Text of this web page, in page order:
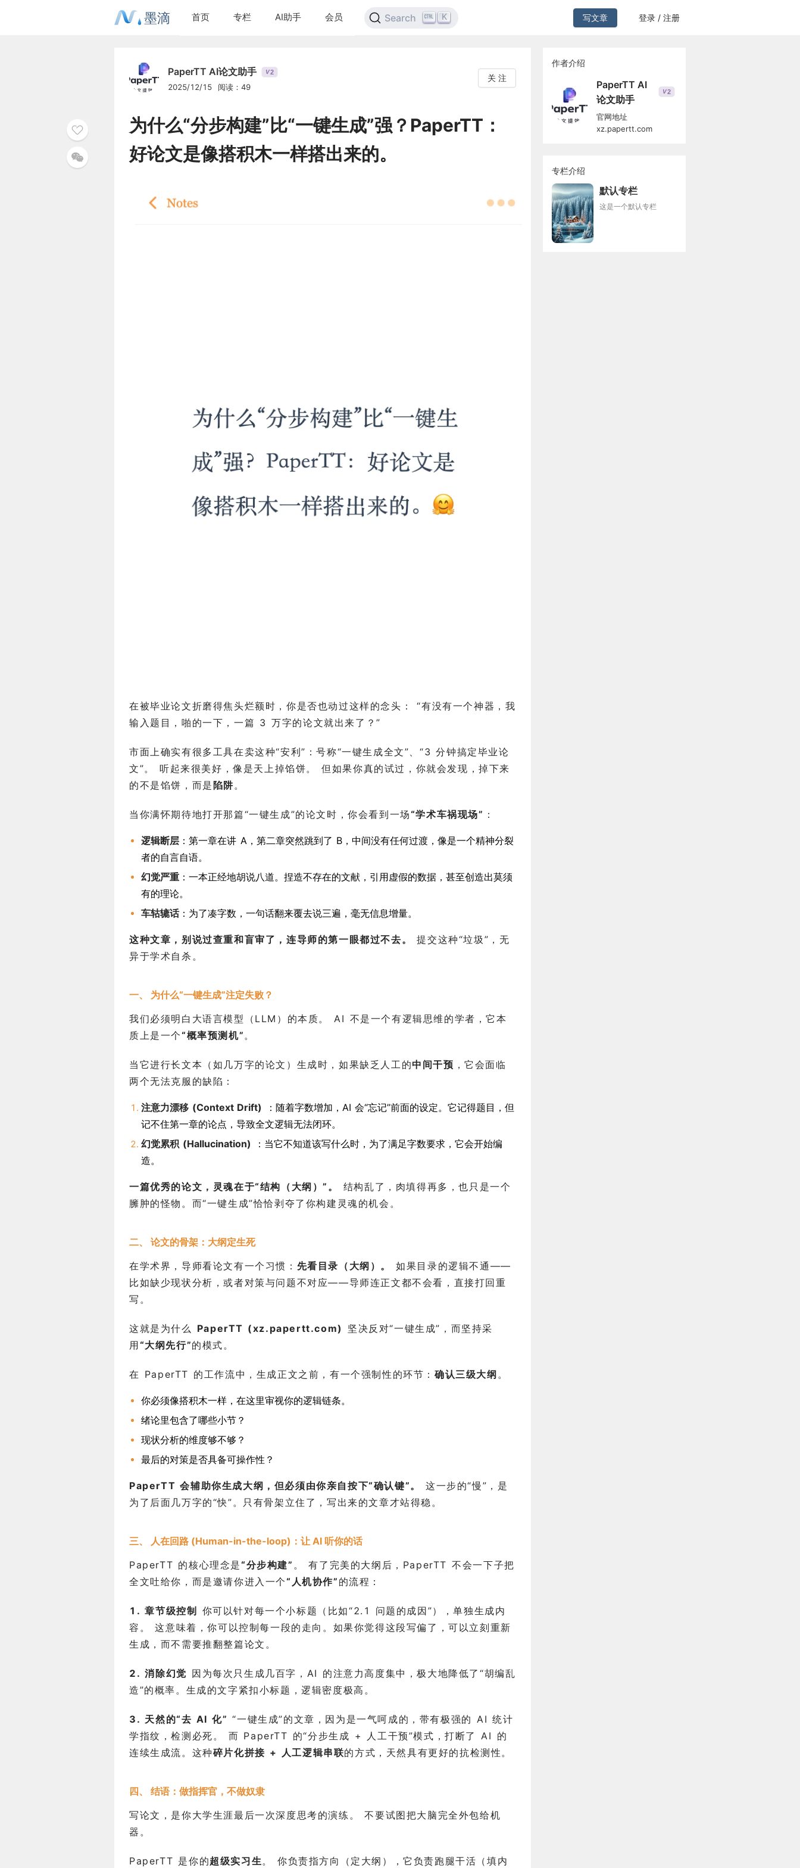
墨滴 首页 专栏 AI助手 会员 Search K 写文章 登录 / 注册
PaperTT AI论文助手 V2
2025/12/15 阅读：49
关 注
为什么“分步构建”比“一键生成”强？PaperTT：
好论文是像搭积木一样搭出来的。
在被毕业论文折磨得焦头烂额时，你是否也动过这样的念头： “有没有一个神器，我
输入题目，啪的一下，一篇 3 万字的论文就出来了？”
市面上确实有很多工具在卖这种“安利”：号称“一键生成全文”、“3 分钟搞定毕业论
文”。 听起来很美好，像是天上掉馅饼。 但如果你真的试过，你就会发现，掉下来
的不是馅饼，而是陷阱 。
当你满怀期待地打开那篇“一键生成”的论文时，你会看到一场“学术车祸现场” ：
逻辑断层 ：第一章在讲 A，第二章突然跳到了 B，中间没有任何过渡，像是一个精神分裂
者的自言自语。
幻觉严重 ：一本正经地胡说八道。捏造不存在的文献，引用虚假的数据，甚至创造出莫须
有的理论。
车轱辘话：为了凑字数，一句话翻来覆去说三遍，毫无信息增量。
这种文章，别说过查重和盲审了，连导师的第一眼都过不去。
提交这种“垃圾”，无
异于学术自杀。
一、 为什么“一键生成”注定失败？
我们必须明白大语言模型（LLM）的本质。 AI 不是一个有逻辑思维的学者，它本
质上是一个“概率预测机” 。
当它进行长文本（如几万字的论文）生成时，如果缺乏人工的中间干预 ，它会面临
两个无法克服的缺陷：
注意力漂移 (Context Drift)
：随着字数增加，AI 会“忘记”前面的设定。它记得题目，但
记不住第一章的论点，导致全文逻辑无法闭环。
幻觉累积 (Hallucination) ：当它不知道该写什么时，为了满足字数要求，它会开始编
造。
一篇优秀的论文，灵魂在于“结构（大纲）”。
结构乱了，肉填得再多，也只是一个
臃肿的怪物。而“一键生成”恰恰剥夺了你构建灵魂的机会。
二、 论文的骨架：大纲定生死
在学术界，导师看论文有一个习惯： 先看目录（大纲）。
如果目录的逻辑不通——
比如缺少现状分析，或者对策与问题不对应——导师连正文都不会看，直接打回重
写。
这就是为什么 PaperTT (xz.papertt.com)
坚决反对“一键生成”，而坚持采
用“大纲先行”的模式。
在 PaperTT 的工作流中，生成正文之前，有一个强制性的环节： 确认三级大纲 。
你必须像搭积木一样，在这里审视你的逻辑链条。
绪论里包含了哪些小节？
现状分析的维度够不够？
最后的对策是否具备可操作性？
PaperTT 会辅助你生成大纲，但必须由你亲自按下“确认键”。
这一步的“慢”，是
为了后面几万字的“快”。只有骨架立住了，写出来的文章才站得稳。
三、 人在回路 (Human-in-the-loop)：让 AI 听你的话
PaperTT 的核心理念是“分步构建” 。 有了完美的大纲后，PaperTT 不会一下子把
全文吐给你，而是邀请你进入一个“人机协作” 的流程：
1. 章节级控制 你可以针对每一个小标题（比如“2.1 问题的成因”），单独生成内
容。 这意味着，你可以控制每一段的走向。如果你觉得这段写偏了，可以立刻重新
生成，而不需要推翻整篇论文。
2. 消除幻觉 因为每次只生成几百字，AI 的注意力高度集中，极大地降低了“胡编乱
造”的概率。生成的文字紧扣小标题，逻辑密度极高。
3. 天然的“去 AI 化” “一键生成”的文章，因为是一气呵成的，带有极强的 AI 统计
学指纹，检测必死。 而 PaperTT 的“分步生成 + 人工干预”模式，打断了 AI 的
连续生成流。这种碎片化拼接 + 人工逻辑串联的方式，天然具有更好的抗检测性。
四、 结语：做指挥官，不做奴隶
写论文，是你大学生涯最后一次深度思考的演练。 不要试图把大脑完全外包给机
器。
PaperTT 是你的超级实习生 。 你负责指方向（定大纲），它负责跑腿干活（填内
作者介绍
PaperTT AI
论文助手
V2
官网地址
xz.papertt.com
专栏介绍
默认专栏
这是一个默认专栏